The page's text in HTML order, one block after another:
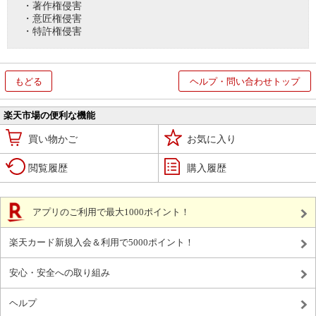
・著作権侵害
・意匠権侵害
・特許権侵害
もどる ヘルプ・問い合わせトップ
楽天市場の便利な機能
買い物かご お気に入り
閲覧履歴 購入履歴
アプリのご利用で最大1000ポイント！
楽天カード新規入会＆利用で5000ポイント！
安心・安全への取り組み
ヘルプ